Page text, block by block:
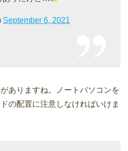
September 6, 2021
ありますね。ノートパソコンを
の配置に注意しなければいけま